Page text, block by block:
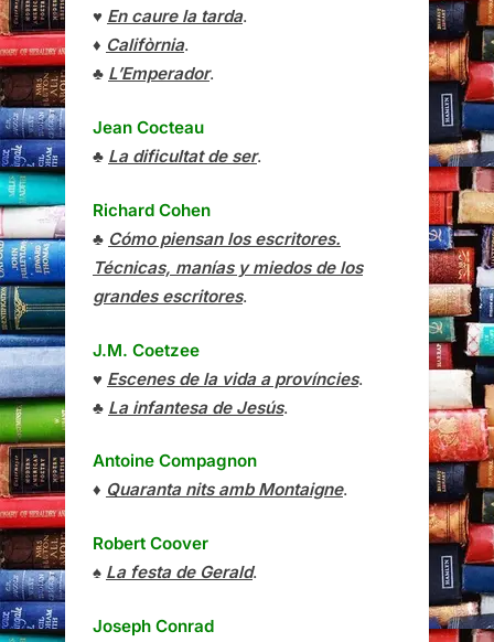
♥ En caure la tarda.
♦ Califòrnia.
♣ L’Emperador.
Jean Cocteau
♣ La dificultat de ser.
Richard Cohen
♣ Cómo piensan los escritores.
Técnicas, manías y miedos de los
grandes escritores.
J.M. Coetzee
♥ Escenes de la vida a províncies.
♣ La infantesa de Jesús.
Antoine Compagnon
♦ Quaranta nits amb Montaigne.
Robert Coover
♠ La festa de Gerald.
Joseph Conrad